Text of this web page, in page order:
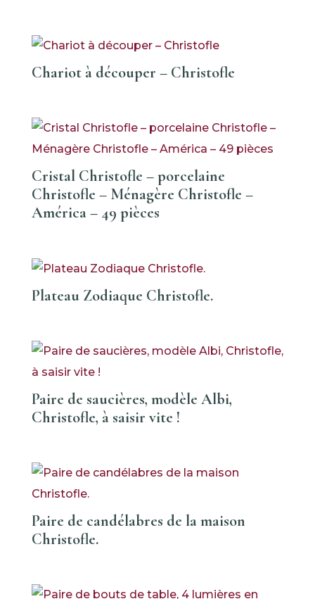
Chariot à découper – Christofle
Cristal Christofle – porcelaine
Christofle – Ménagère Christofle –
América – 49 pièces
Plateau Zodiaque Christofle.
Paire de saucières, modèle Albi,
Christofle, à saisir vite !
Paire de candélabres de la maison
Christofle.